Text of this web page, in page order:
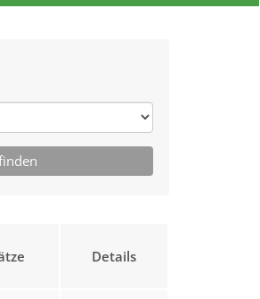
Details